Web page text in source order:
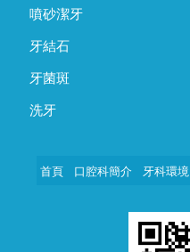
噴砂潔牙
牙結石
牙菌斑
洗牙
首頁 口腔科簡介 牙科環境